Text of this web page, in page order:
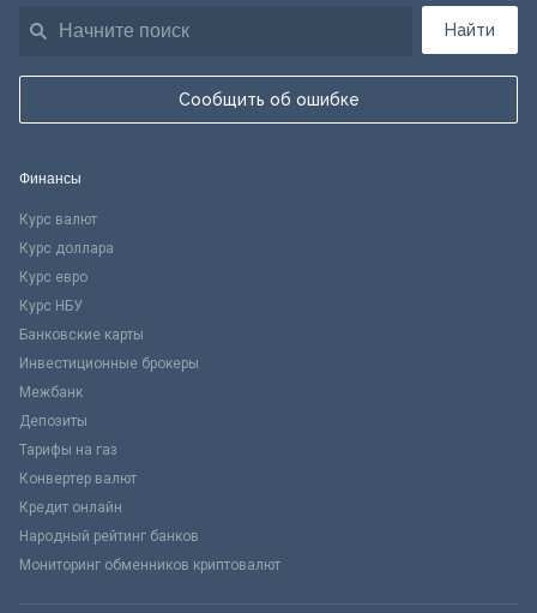
Найти
Сообщить об ошибке
Финансы
Курс валют
Курс доллара
Курс евро
Курс НБУ
Банковские карты
Инвестиционные брокеры
Межбанк
Депозиты
Тарифы на газ
Конвертер валют
Кредит онлайн
Народный рейтинг банков
Мониторинг обменников криптовалют